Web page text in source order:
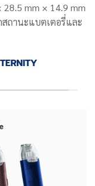
mm × 14.9 mm
ถานะแบตเตอรี่และ